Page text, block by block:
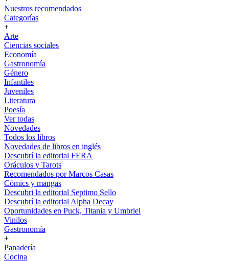
Nuestros recomendados
Categorías
+
Arte
Ciencias sociales
Economía
Gastronomía
Género
Infantiles
Juveniles
Literatura
Poesía
Ver todas
Novedades
Todos los libros
Novedades de libros en inglés
Descubrí la editorial FERA
Oráculos y Tarots
Recomendados por Marcos Casas
Cómics y mangas
Descubri la editorial Septimo Sello
Descubrí la editorial Alpha Decay
Oportunidades en Puck, Titania y Umbriel
Vinilos
Gastronomía
+
Panadería
Cocina